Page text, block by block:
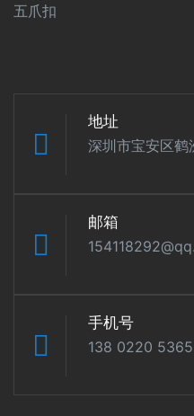
五爪扣
地址
深圳市宝安区鹤
邮箱
手机号
138 0220 5365